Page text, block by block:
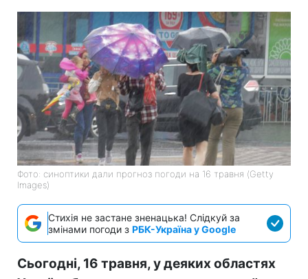
Фото: синоптики дали прогноз погоди на 16 травня (Getty
Images)
Стихія не застане зненацька! Слідкуй за
змінами погоди з РБК-Україна у Google
Сьогодні, 16 травня, у деяких областях